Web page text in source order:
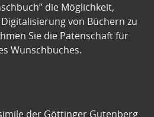
die Möglichkeit,
von Büchern zu
Sie die Patenschaft für
Wunschbuches.
der Göttinger Gutenberg